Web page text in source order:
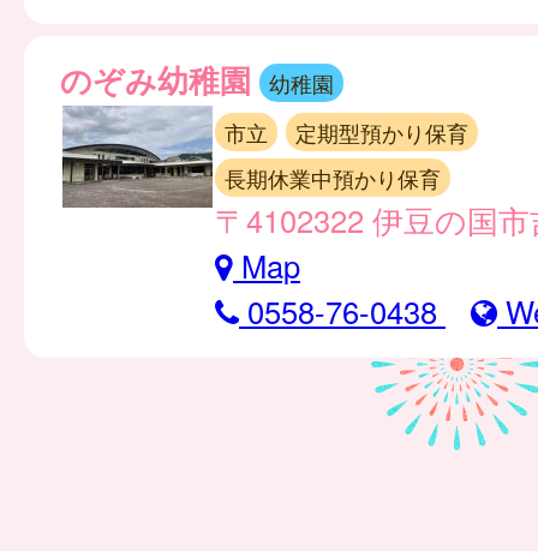
のぞみ幼稚園
幼稚園
市立
定期型預かり保育
長期休業中預かり保育
〒4102322 伊豆の国
Map
0558-76-0438